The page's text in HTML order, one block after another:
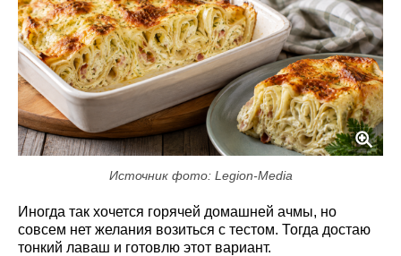
Источник фото: Legion-Media
Иногда так хочется горячей домашней ачмы, но
совсем нет желания возиться с тестом. Тогда достаю
тонкий лаваш и готовлю этот вариант.